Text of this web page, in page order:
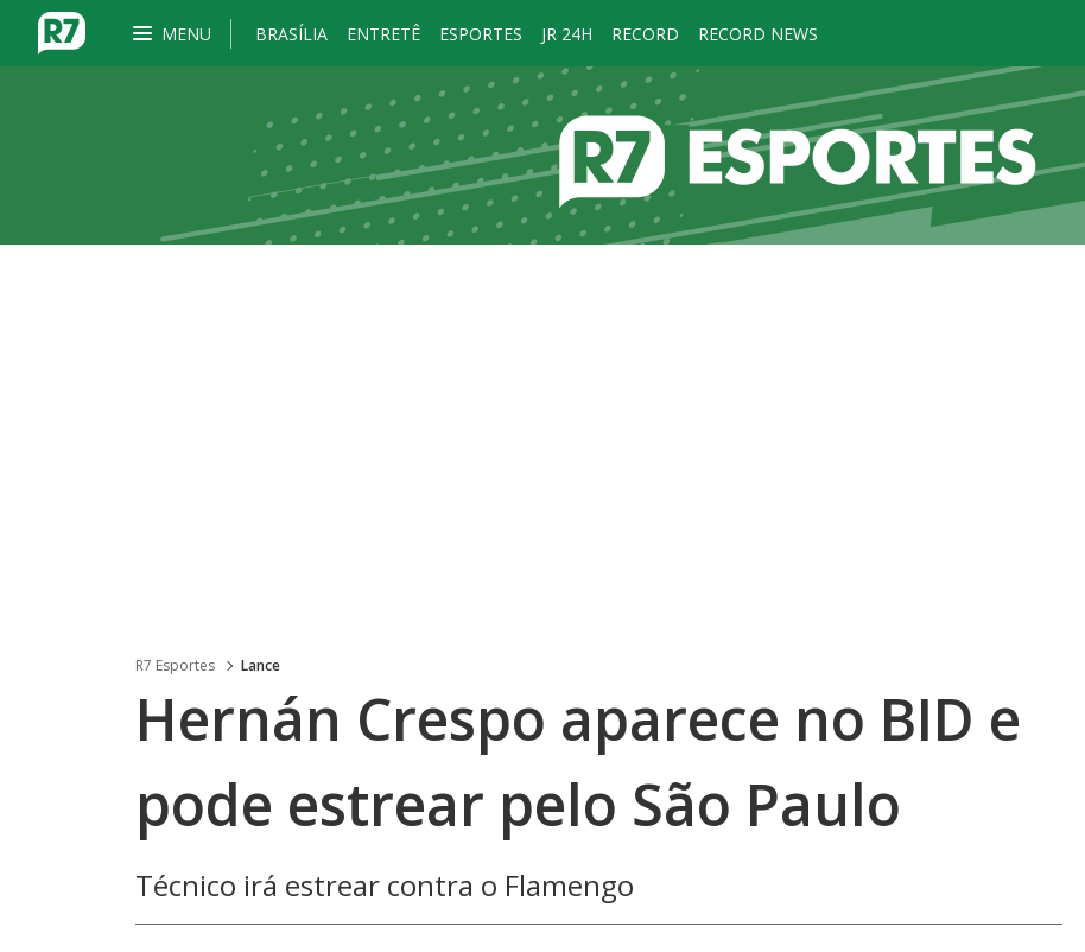
MENU BRASÍLIA ENTRETÊ ESPORTES JR 24H RECORD RECORD NEWS
R7 Esportes Lance
Hernán Crespo aparece no BID e
pode estrear pelo São Paulo
Técnico irá estrear contra o Flamengo